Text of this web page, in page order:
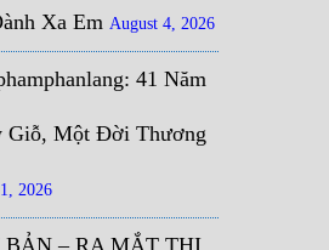
Xa Em August 4, 2026
41 Năm
Giỗ, Một Đời Thương
2026
– RA MẮT THI